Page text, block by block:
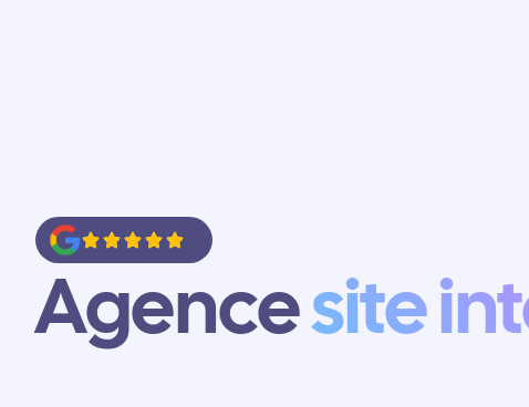
Agencesite